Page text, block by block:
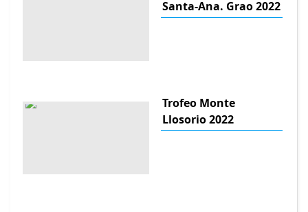
Santa-Ana. Grao 2022
Trofeo Monte
Llosorio 2022